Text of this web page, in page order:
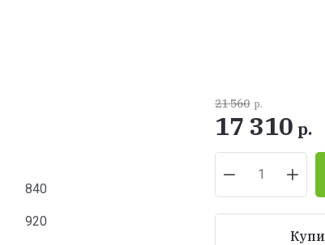
840
920
21 560 р.
17 310 р.